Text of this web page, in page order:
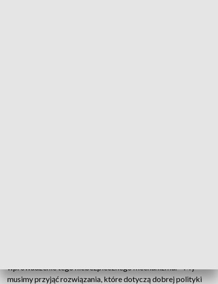
wprowadzenie tego niebezpiecznego mechanizmu. – My
musimy przyjąć rozwiązania, które dotyczą dobrej polityki